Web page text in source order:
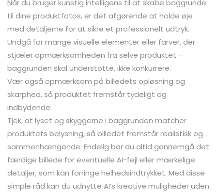
Når du bruger kunstig intelligens til at skabe baggrunde
til dine produktfotos, er det afgørende at holde øje
med detaljerne for at sikre et professionelt udtryk.
Undgå for mange visuelle elementer eller farver, der
stjæler opmærksomheden fra selve produktet –
baggrunden skal understøtte, ikke konkurrere.
Vær også opmærksom på billedets opløsning og
skarphed, så produktet fremstår tydeligt og
indbydende.
Tjek, at lyset og skyggerne i baggrunden matcher
produktets belysning, så billedet fremstår realistisk og
sammenhængende. Endelig bør du altid gennemgå det
færdige billede for eventuelle AI-fejl eller mærkelige
detaljer, som kan forringe helhedsindtrykket. Med disse
simple råd kan du udnytte AI’s kreative muligheder uden